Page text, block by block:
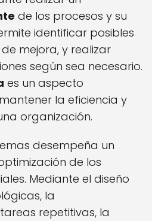
de los procesos y su
identificar posibles
mejora, y realizar
según sea necesario.
es un aspecto
la eficiencia y
organización.
desempeña un
de los
Mediante el diseño
la
repetitivas, la